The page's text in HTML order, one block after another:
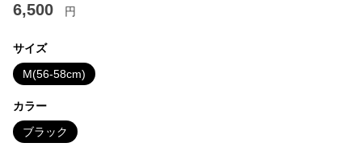
6,500 円
サイズ
M(56-58cm)
カラー
ブラック